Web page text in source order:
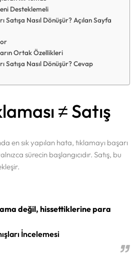
Desteklemeli
Satışa Nasıl Dönüşür? Açılan Sayfa
Ortak Özellikleri
Satışa Nasıl Dönüşür? Cevap
≠ Satış
en sık yapılan hata, tıklamayı başarı
sürecin başlangıcıdır. Satış, bu
değil, hissettiklerine para
İncelemesi